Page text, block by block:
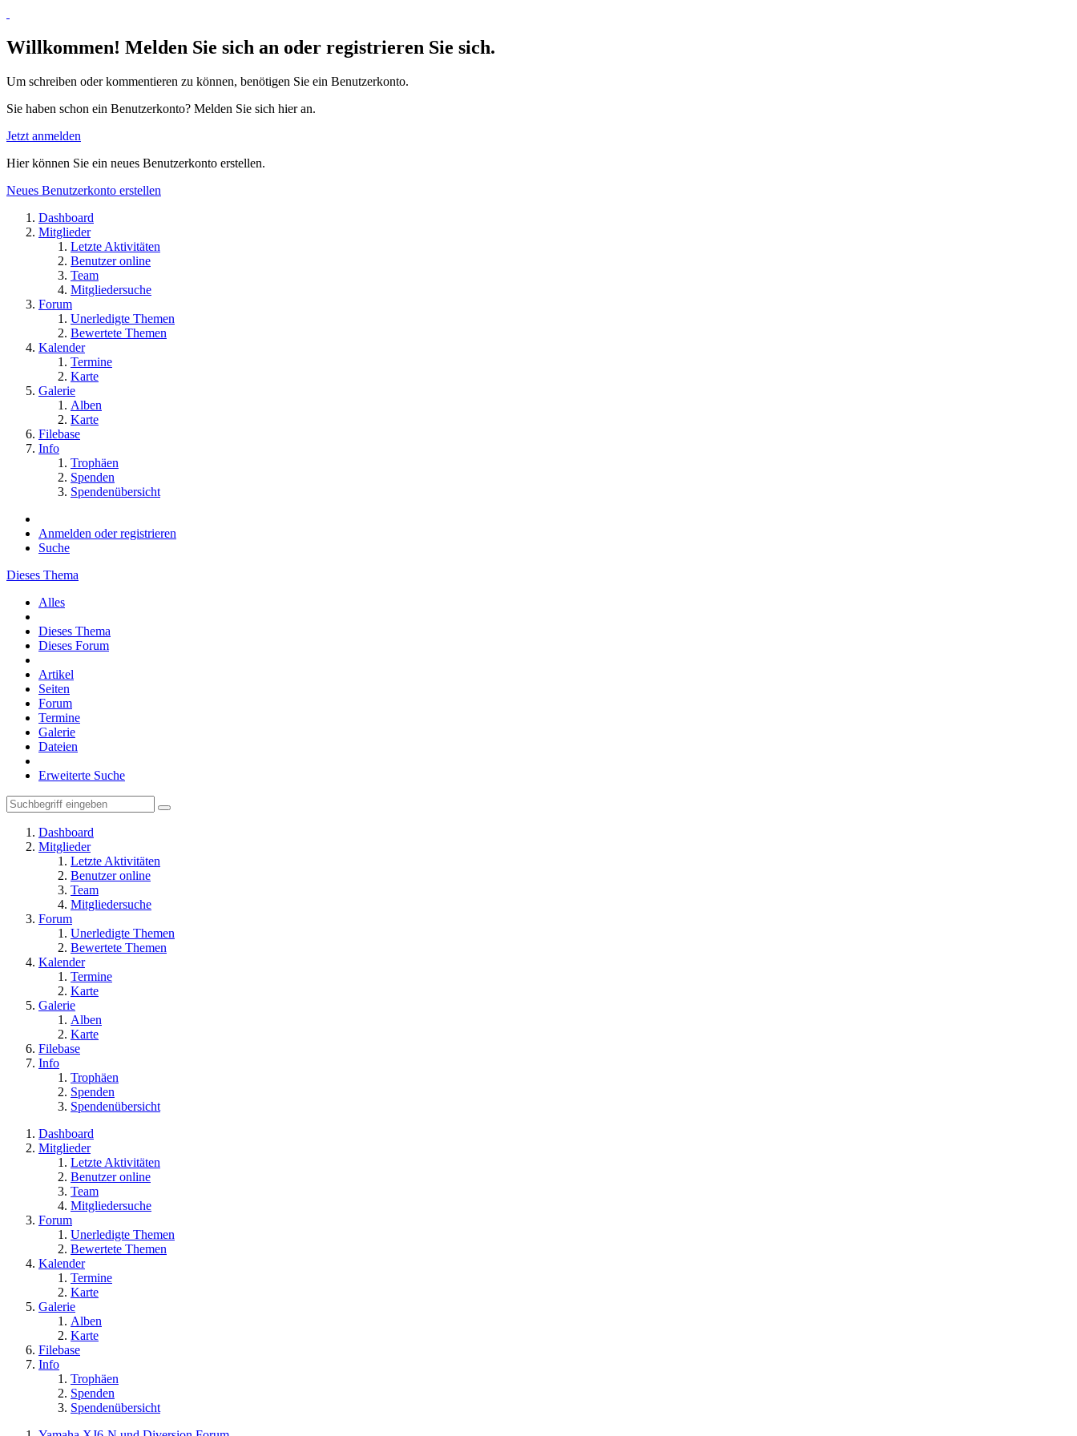
Willkommen! Melden Sie sich an oder registrieren Sie sich.
Um schreiben oder kommentieren zu können, benötigen Sie ein Benutzerkonto.
Sie haben schon ein Benutzerkonto? Melden Sie sich hier an.
Jetzt anmelden
Hier können Sie ein neues Benutzerkonto erstellen.
Neues Benutzerkonto erstellen
Dashboard
Mitglieder
Letzte Aktivitäten
Benutzer online
Team
Mitgliedersuche
Forum
Unerledigte Themen
Bewertete Themen
Kalender
Termine
Karte
Galerie
Alben
Karte
Filebase
Info
Trophäen
Spenden
Spendenübersicht
Anmelden oder registrieren
Suche
Dieses Thema
Alles
Dieses Thema
Dieses Forum
Artikel
Seiten
Forum
Termine
Galerie
Dateien
Erweiterte Suche
Dashboard
Mitglieder
Letzte Aktivitäten
Benutzer online
Team
Mitgliedersuche
Forum
Unerledigte Themen
Bewertete Themen
Kalender
Termine
Karte
Galerie
Alben
Karte
Filebase
Info
Trophäen
Spenden
Spendenübersicht
Dashboard
Mitglieder
Letzte Aktivitäten
Benutzer online
Team
Mitgliedersuche
Forum
Unerledigte Themen
Bewertete Themen
Kalender
Termine
Karte
Galerie
Alben
Karte
Filebase
Info
Trophäen
Spenden
Spendenübersicht